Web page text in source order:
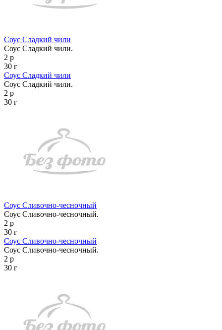
Соус Сладкий чили
Соус Сладкий чили.
2 р
30 г
Соус Сладкий чили
Соус Сладкий чили.
2 р
30 г
Соус Сливочно-чесночный
Соус Сливочно-чесночный.
2 р
30 г
Соус Сливочно-чесночный
Соус Сливочно-чесночный.
2 р
30 г